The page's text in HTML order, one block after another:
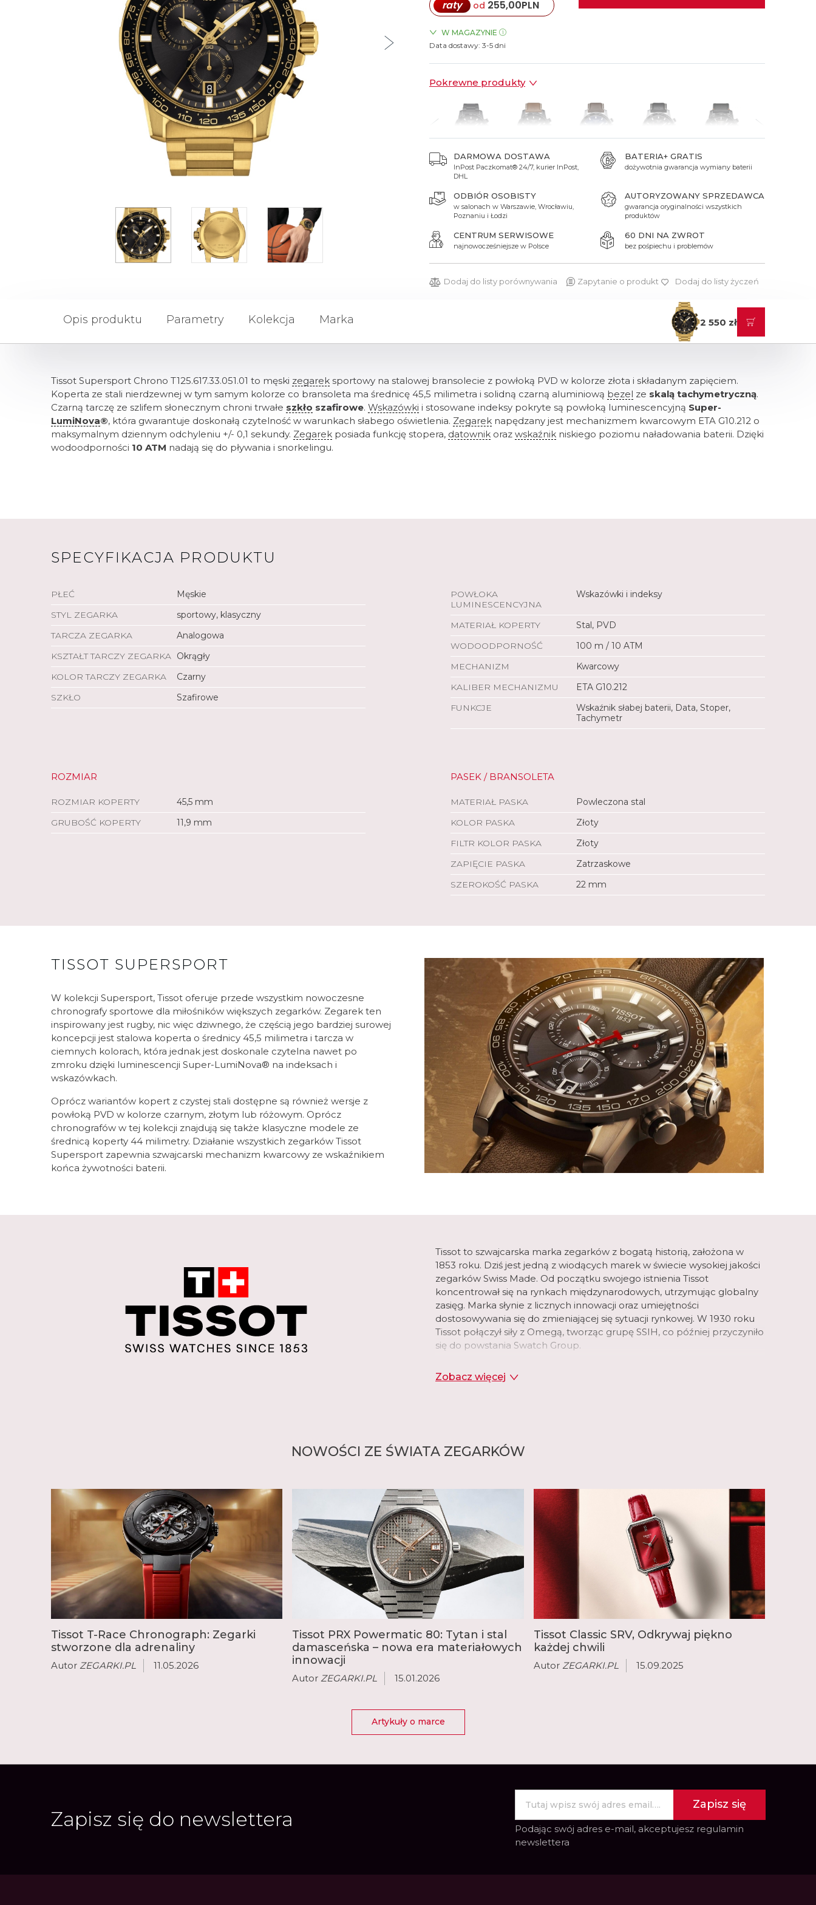
Militarne
Lotnicze
Smartwatch
Retro
Kieszonkowe
Sterowane radiowo
Sterowane GPS
Srebrne
Brąz
Smartwatch
Retro
Sterowane radiowo
Boccia Titanium
Srebrne
Perłowe
Casio
Certina
Citizen
Garmin
Guess
Hamilton
Mondaine
Seiko
Swatch
Timex
Xicorr
Spinki do mankietów
raty od 255,00PLN
W MAGAZYNIE
ZEGARKI.PL Blue City Warszawa
Data dostawy: 3-5 dni
Pokrewne produkty
2 200 zł 2 200 zł 2 550 zł
DARMOWA DOSTAWA
InPost Paczkomat® 24/7, kurier InPost,
DHL
BATERIA+ GRATIS
dożywotnia gwarancja wymiany baterii
ODBIÓR OSOBISTY
w salonach w Warszawie, Wrocławiu,
Poznaniu i Łodzi
AUTORYZOWANY SPRZEDAWCA
gwarancja oryginalności wszystkich
produktów
CENTRUM SERWISOWE
najnowocześniejsze w Polsce
60 DNI NA ZWROT
bez pośpiechu i problemów
Dodaj do listy porównywania Zapytanie o produkt Dodaj do listy życzeń
Opis produktu Parametry Kolekcja Marka 2 550 zł
Tissot Supersport Chrono T125.617.33.051.01 to męski zegarek sportowy na stalowej bransolecie z powłoką PVD w kolorze złota i składanym zapięciem.
Koperta ze stali nierdzewnej w tym samym kolorze co bransoleta ma średnicę 45,5 milimetra i solidną czarną aluminiową bezel ze skalą tachymetryczną.
Czarną tarczę ze szlifem słonecznym chroni trwałe szkło szafirowe. Wskazówki i stosowane indeksy pokryte są powłoką luminescencyjną Super-
LumiNova®, która gwarantuje doskonałą czytelność w warunkach słabego oświetlenia. Zegarek napędzany jest mechanizmem kwarcowym ETA G10.212 o
maksymalnym dziennym odchyleniu +/- 0,1 sekundy. Zegarek posiada funkcję stopera, datownik oraz wskaźnik niskiego poziomu naładowania baterii. Dzięki
wodoodporności 10 ATM nadają się do pływania i snorkelingu.
SPECYFIKACJA PRODUKTU
PŁEĆ
Męskie
STYL ZEGARKA
sportowy, klasyczny
TARCZA ZEGARKA
Analogowa
KSZTAŁT TARCZY ZEGARKA Okrągły
KOLOR TARCZY ZEGARKA
Czarny
SZKŁO
Szafirowe
POWŁOKA
LUMINESCENCYJNA
Wskazówki i indeksy
MATERIAŁ KOPERTY
Stal, PVD
WODOODPORNOŚĆ
100 m / 10 ATM
MECHANIZM
Kwarcowy
KALIBER MECHANIZMU
ETA G10.212
FUNKCJE
Wskaźnik słabej baterii, Data, Stoper,
Tachymetr
ROZMIAR
ROZMIAR KOPERTY
45,5 mm
GRUBOŚĆ KOPERTY
11,9 mm
PASEK / BRANSOLETA
MATERIAŁ PASKA
Powleczona stal
KOLOR PASKA
Złoty
FILTR KOLOR PASKA
Złoty
ZAPIĘCIE PASKA
Zatrzaskowe
SZEROKOŚĆ PASKA
22 mm
TISSOT SUPERSPORT
W kolekcji Supersport, Tissot oferuje przede wszystkim nowoczesne
chronografy sportowe dla miłośników większych zegarków. Zegarek ten
inspirowany jest rugby, nic więc dziwnego, że częścią jego bardziej surowej
koncepcji jest stalowa koperta o średnicy 45,5 milimetra i tarcza w
ciemnych kolorach, która jednak jest doskonale czytelna nawet po
zmroku dzięki luminescencji Super-LumiNova® na indeksach i
wskazówkach.
Oprócz wariantów kopert z czystej stali dostępne są również wersje z
powłoką PVD w kolorze czarnym, złotym lub różowym. Oprócz
chronografów w tej kolekcji znajdują się także klasyczne modele ze
średnicą koperty 44 milimetry. Działanie wszystkich zegarków Tissot
Supersport zapewnia szwajcarski mechanizm kwarcowy ze wskaźnikiem
końca żywotności baterii.
Tissot to szwajcarska marka zegarków z bogatą historią, założona w
1853 roku. Dziś jest jedną z wiodących marek w świecie wysokiej jakości
zegarków Swiss Made. Od początku swojego istnienia Tissot
koncentrował się na rynkach międzynarodowych, utrzymując globalny
zasięg. Marka słynie z licznych innowacji oraz umiejętności
dostosowywania się do zmieniającej się sytuacji rynkowej. W 1930 roku
Tissot połączył siły z Omegą, tworząc grupę SSIH, co później przyczyniło
się do powstania Swatch Group.
Marka proponuje modele inspirowane swoją bogatą historią, jak seria
modele z prawdziwego złota, jak seria T-Gold. W linii T-Sport znajdziemy
narciarskich, a obecnie jest zaangażowana w różne dyscypliny
sportowe, od sportów motorowych, przez kolarstwo, szermierkę,
koszykówkę, hokej, po tenis.
W ostatnich latach dużą popularnością cieszy się seria PRX ze
zintegrowaną bransoletą, dostępna w wielu wersjach różniących się
funkcjami, rozmiarem, kolorem, materiałami i mechanizmem. Inne
popularne modele to Elegant Gentleman oraz nurkowy Seastar. W
ofercie Tissot każdy znajdzie idealny zegarek dla siebie.
Zobacz więcej
NOWOŚCI ZE ŚWIATA ZEGARKÓW
Tissot T-Race Chronograph: Zegarki
stworzone dla adrenaliny
Autor ZEGARKI.PL 11.05.2026
Tissot PRX Powermatic 80: Tytan i stal
damasceńska – nowa era materiałowych
innowacji
AutorZEGARKI.PL 15.01.2026
Tissot Classic SRV, Odkrywaj piękno
każdej chwili
Autor ZEGARKI.PL 15.09.2025
Artykuły o marce
Zapisz się do newslettera
Zapisz się
Podając swój adres e-mail, akceptujesz regulamin
newslettera